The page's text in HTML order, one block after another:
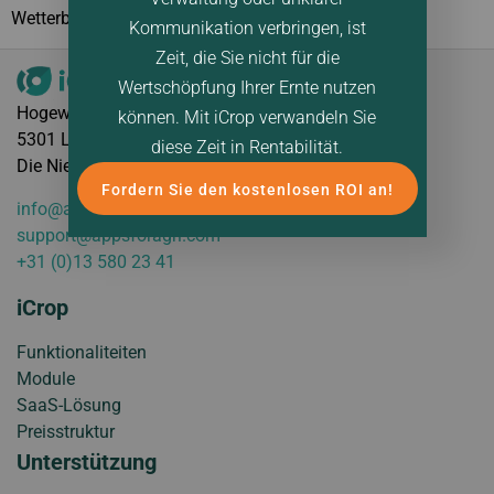
Wetterbedingungen wie Dürre und […]
Hogeweg 105
5301 LL Zaltbommel
Die Niederlande
info@appsforagri.com
support@appsforagri.com
+31 (0)13 580 23 41
iCrop
Funktionaliteiten
Module
SaaS-Lösung
Preisstruktur
Unterstützung
Kommunikation verbringen, ist
Zeit, die Sie nicht für die
Wertschöpfung Ihrer Ernte nutzen
können. Mit iCrop verwandeln Sie
diese Zeit in Rentabilität.
Fordern Sie den kostenlosen ROI an!